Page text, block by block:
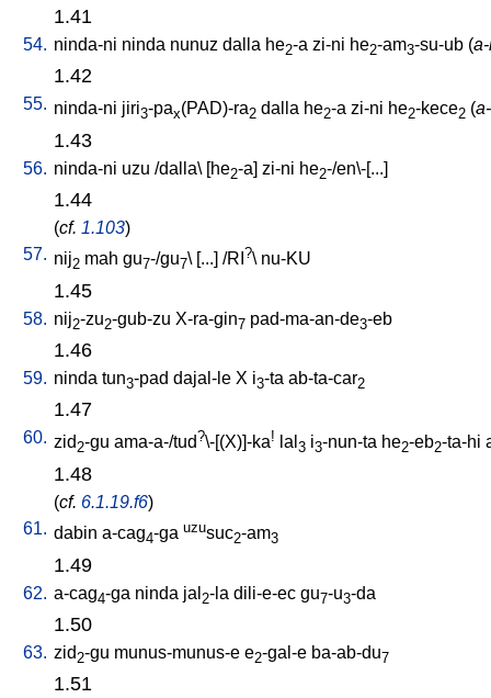
1.41
54. ninda-ni ninda nunuz dalla he2-a zi-ni he2-am3-su-ub (
1.42
55. ninda-ni jiri3-pax(PAD)-ra2 dalla he2-a zi-ni he2-kece2 (
1.43
56. ninda-ni uzu /dalla\ [he2-a] zi-ni he2-/en\-[...]
1.44
(cf. 1.103)
57. nij2 mah gu7-/gu7\ [...] /RI ?\ nu-KU
1.45
58. nij2-zu2-gub-zu X-ra-gin7 pad-ma-an-de3-eb
1.46
59. ninda tun3-pad dajal-le X i3-ta ab-ta-car2
1.47
60. zid2-gu ama-a-/tud?\-[(X)]-ka! lal 3 i3-nun-ta he2-eb2-ta-hi
1.48
(cf. 6.1.19.f6)
61. dabin a-cag4-ga uzusuc2-am3
1.49
62. a-cag4-ga ninda jal 2-la dili-e-ec gu7-u3-da
1.50
63. zid 2-gu munus-munus-e e2-gal-e ba-ab-du7
1.51